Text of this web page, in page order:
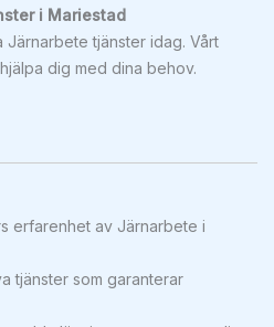
i Mariestad
tjänster idag. Vårt
dig med dina behov.
erfarenhet av Järnarbete i
tjänster som garanterar